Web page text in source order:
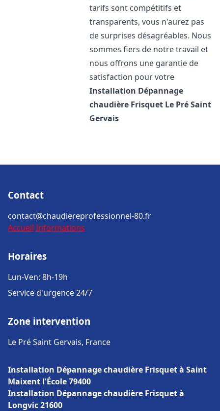
tarifs sont compétitifs et
transparents, vous n'aurez pas
de surprises désagréables. Nous
sommes fiers de notre travail et
nous offrons une garantie de
satisfaction pour votre
Installation Dépannage
chaudière Frisquet Le Pré Saint
Gervais
Contact
contact@chaudiereprofessionnel-80.fr
Accueil Informations
Horaires
Lun-Ven: 8h-19h
Service d'urgence 24/7
Zone intervention
Le Pré Saint Gervais, France
Installation Dépannage chaudière Frisquet à Saint
Maixent l'École 79400
Installation Dépannage chaudière Frisquet à
Longvic 21600